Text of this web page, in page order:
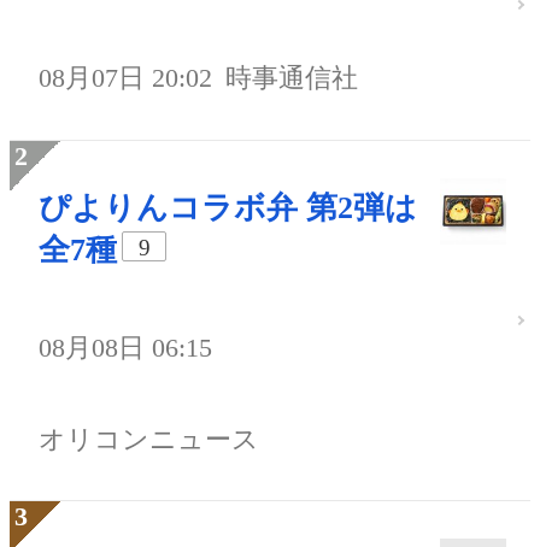
08月07日 20:02 時事通信社
ぴよりんコラボ弁 第2弾は
全7種
9
08月08日 06:15
オリコンニュース